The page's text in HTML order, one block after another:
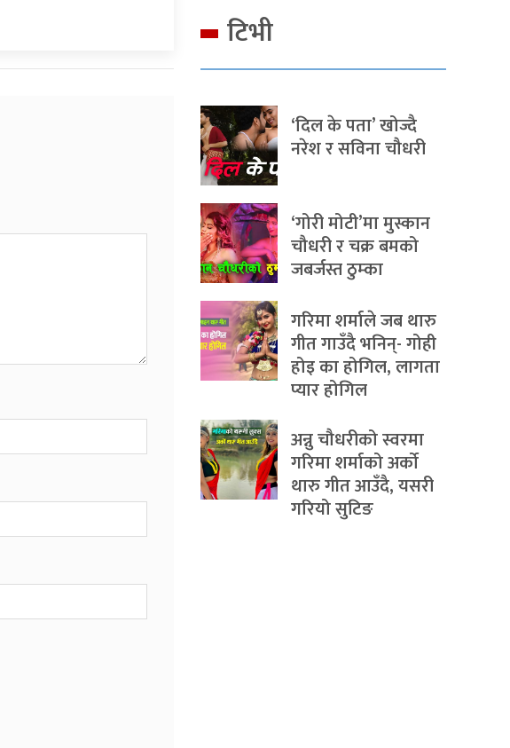
टिभी
‘दिल के पता’ खोज्दै
नरेश र सविना चौधरी
‘गोरी मोटी’मा मुस्कान
चौधरी र चक्र बमको
जबर्जस्त ठुम्का
गरिमा शर्माले जब थारु
गीत गाउँदै भनिन्- गोही
होइ का होगिल, लागता
प्यार होगिल
अन्नु चौधरीको स्वरमा
गरिमा शर्माको अर्को
थारु गीत आउँदै, यसरी
गरियो सुटिङ